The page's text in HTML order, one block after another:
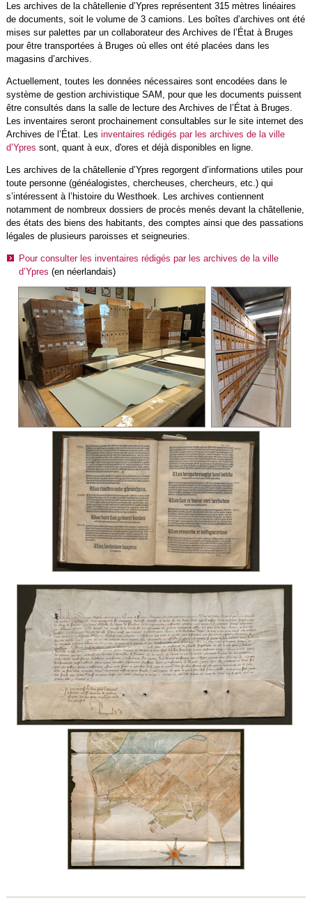
Les archives de la châtellenie d’Ypres représentent 315 mètres linéaires
de documents, soit le volume de 3 camions. Les boîtes d’archives ont été
mises sur palettes par un collaborateur des Archives de l’État à Bruges
pour être transportées à Bruges où elles ont été placées dans les
magasins d’archives.
Actuellement, toutes les données nécessaires sont encodées dans le
système de gestion archivistique SAM, pour que les documents puissent
être consultés dans la salle de lecture des Archives de l’État à Bruges.
Les inventaires seront prochainement consultables sur le site internet des
Archives de l’État. Les inventaires rédigés par les archives de la ville
d’Ypres sont, quant à eux, d'ores et déjà disponibles en ligne.
Les archives de la châtellenie d’Ypres regorgent d’informations utiles pour
toute personne (généalogistes, chercheuses, chercheurs, etc.) qui
s’intéressent à l’histoire du Westhoek. Les archives contiennent
notamment de nombreux dossiers de procès menés devant la châtellenie,
des états des biens des habitants, des comptes ainsi que des passations
légales de plusieurs paroisses et seigneuries.
Pour consulter les inventaires rédigés par les archives de la ville
d’Ypres (en néerlandais)